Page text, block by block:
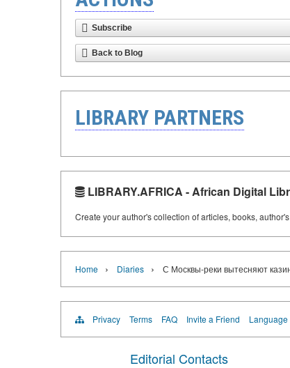
Subscribe
Back to Blog
LIBRARY PARTNERS
LIBRARY.AFRICA - African Digital
Create your author's collection of articles, books,
Home › Diaries › С Москвы-реки вытесняют
Privacy Terms FAQ Invite a Friend Language
Editorial Contacts